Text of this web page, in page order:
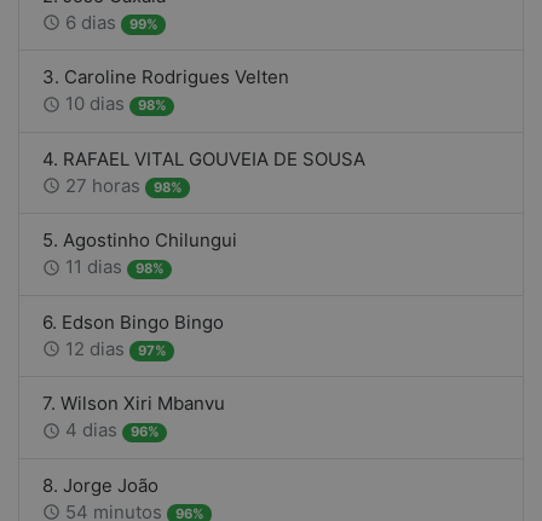
access_time 6 dias 99%
3. Caroline Rodrigues Velten
access_time 10 dias 98%
4. RAFAEL VITAL GOUVEIA DE SOUSA
access_time 27 horas 98%
5. Agostinho Chilungui
access_time 11 dias 98%
6. Edson Bingo Bingo
access_time 12 dias 97%
7. Wilson Xiri Mbanvu
access_time 4 dias 96%
8. Jorge João
access_time 54 minutos 96%